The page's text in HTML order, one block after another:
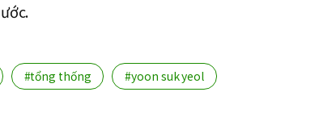
#tổng thống #yoon suk yeol